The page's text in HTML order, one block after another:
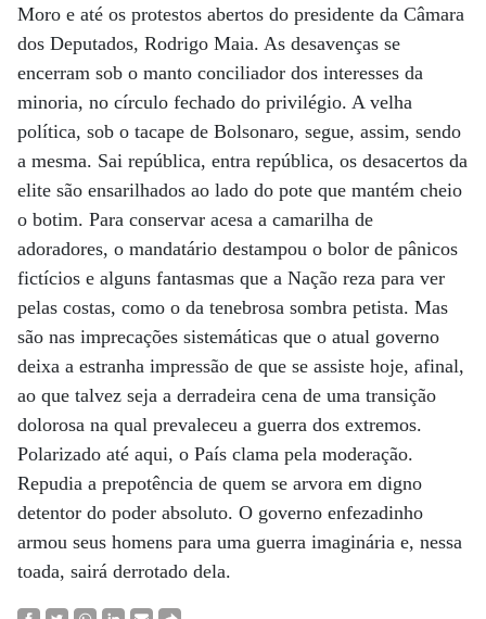
Moro e até os protestos abertos do presidente da Câmara
dos Deputados, Rodrigo Maia. As desavenças se
encerram sob o manto conciliador dos interesses da
minoria, no círculo fechado do privilégio. A velha
política, sob o tacape de Bolsonaro, segue, assim, sendo
a mesma. Sai república, entra república, os desacertos da
elite são ensarilhados ao lado do pote que mantém cheio
o botim. Para conservar acesa a camarilha de
adoradores, o mandatário destampou o bolor de pânicos
fictícios e alguns fantasmas que a Nação reza para ver
pelas costas, como o da tenebrosa sombra petista. Mas
são nas imprecações sistemáticas que o atual governo
deixa a estranha impressão de que se assiste hoje, afinal,
ao que talvez seja a derradeira cena de uma transição
dolorosa na qual prevaleceu a guerra dos extremos.
Polarizado até aqui, o País clama pela moderação.
Repudia a prepotência de quem se arvora em digno
detentor do poder absoluto. O governo enfezadinho
armou seus homens para uma guerra imaginária e, nessa
toada, sairá derrotado dela.